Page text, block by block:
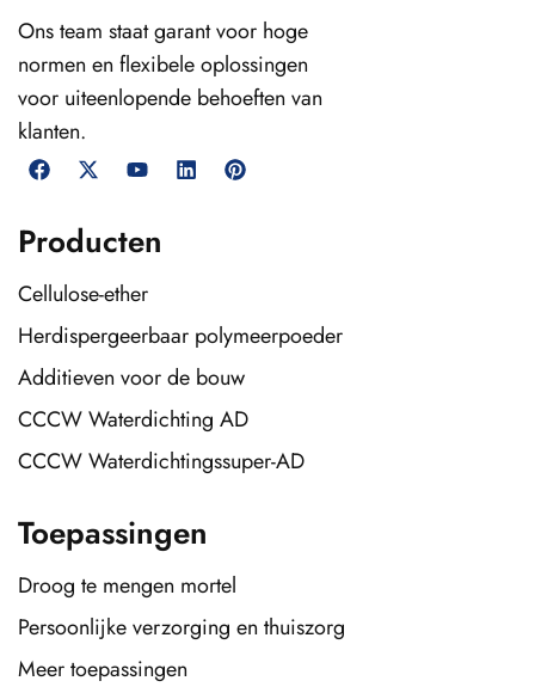
Ons team staat garant voor hoge
normen en flexibele oplossingen
voor uiteenlopende behoeften van
klanten.
Producten
Cellulose-ether
Herdispergeerbaar polymeerpoeder
Additieven voor de bouw
CCCW Waterdichting AD
CCCW Waterdichtingssuper-AD
Toepassingen
Droog te mengen mortel
Persoonlijke verzorging en thuiszorg
Meer toepassingen